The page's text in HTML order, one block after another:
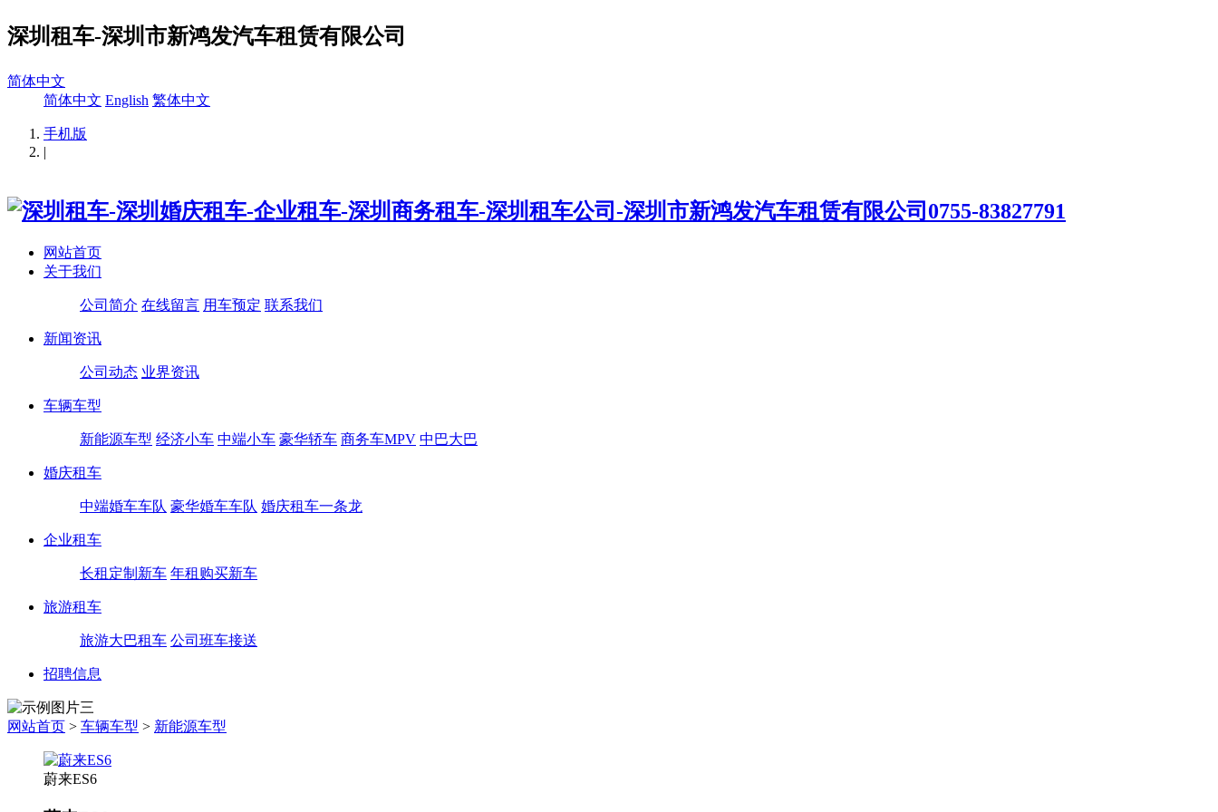
深圳租车-深圳市新鸿发汽车租赁有限公司
简体中文
简体中文 English 繁体中文
手机版
|
网站首页
关于我们
公司简介 在线留言 用车预定 联系我们
新闻资讯
公司动态 业界资讯
车辆车型
新能源车型 经济小车 中端小车 豪华轿车 商务车MPV 中巴大巴
婚庆租车
中端婚车车队 豪华婚车车队 婚庆租车一条龙
企业租车
长租定制新车 年租购买新车
旅游租车
旅游大巴租车 公司班车接送
招聘信息
网站首页 > 车辆车型 > 新能源车型
蔚来ES6